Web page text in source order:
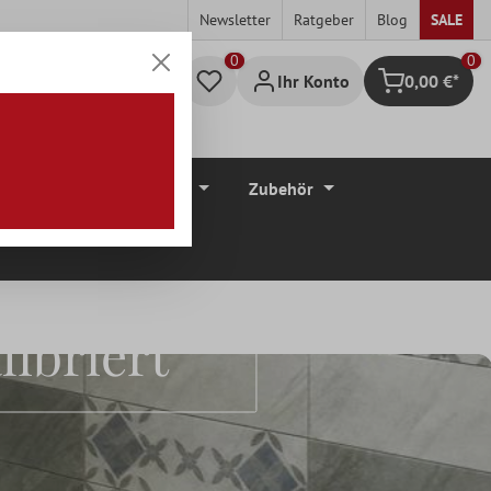
Newsletter Ratgeber Blog SALE
Ihr Konto Warenkorb
0
0,00 €*
Zubehör